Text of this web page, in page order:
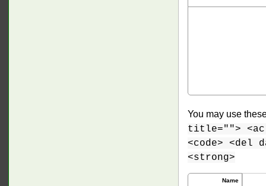
You may use
title="">
<code> <del
<strong>
Name